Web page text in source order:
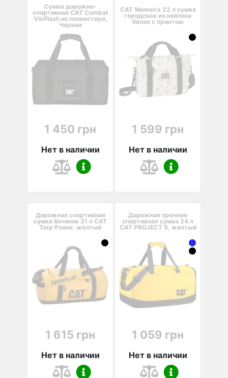
Сумка дорожно-
спортивная CAT Combat
Visiflash из полиэстера,
Черная
1 450 грн
Нет в наличии
CAT Women’s 22 л сумка
городская из нейлона
белая с принтом
1 599 грн
Нет в наличии
Дорожная спортивная
сумка бочонок 31 л CAT
Tarp Power, желтый
1 615 грн
Нет в наличии
Дорожная прочная
спортивная сумка 24 л
CAT PROJECT S, желтый
1 059 грн
Нет в наличии